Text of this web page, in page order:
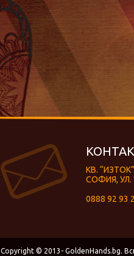
КВ. “ИЗТОК”
СОФИЯ, УЛ.
0888 92 93
Copyright © 2013- GoldenHands.bg.